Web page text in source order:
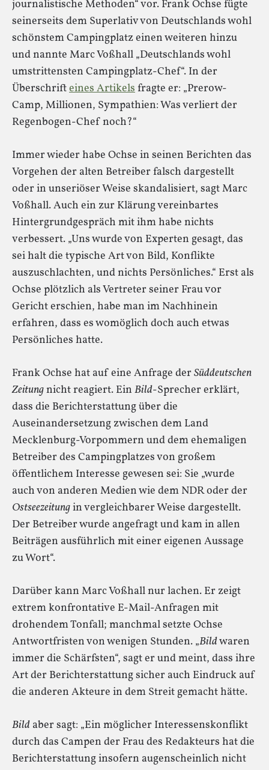
journalistische Methoden“ vor. Frank Ochse fügte
seinerseits dem Superlativ von Deutschlands wohl
schönstem Campingplatz einen weiteren hinzu
und nannte Marc Voßhall „Deutschlands wohl
umstrittensten Campingplatz-Chef“. In der
Überschrifteines Artikelsfragte er: „Prerow-
Camp, Millionen, Sympathien: Was verliert der
Regenbogen-Chef noch?“
Immer wieder habe Ochse in seinen Berichten das
Vorgehen der alten Betreiber falsch dargestellt
oder in unseriöser Weise skandalisiert, sagt Marc
Voßhall. Auch ein zur Klärung vereinbartes
Hintergrundgespräch mit ihm habe nichts
verbessert. „Uns wurde von Experten gesagt, das
sei halt die typische Art von Bild, Konflikte
auszuschlachten, und nichts Persönliches.“ Erst als
Ochse plötzlich als Vertreter seiner Frau vor
Gericht erschien, habe man im Nachhinein
erfahren, dass es womöglich doch auch etwas
Persönliches hatte.
Frank Ochse hat auf eine Anfrage der Süddeutschen
Zeitungnicht reagiert. Ein Bild-Sprecher erklärt,
dass die Berichterstattung über die
Auseinandersetzung zwischen dem Land
Mecklenburg-Vorpommern und dem ehemaligen
Betreiber des Campingplatzes von großem
öffentlichem Interesse gewesen sei: Sie „wurde
auch von anderen Medien wie dem NDR oder der
Ostseezeitungin vergleichbarer Weise dargestellt.
Der Betreiber wurde angefragt und kam in allen
Beiträgen ausführlich mit einer eigenen Aussage
zu Wort“.
Darüber kann Marc Voßhall nur lachen. Er zeigt
extrem konfrontative E-Mail-Anfragen mit
drohendem Tonfall; manchmal setzte Ochse
Antwortfristen von wenigen Stunden. „Bildwaren
immer die Schärfsten“, sagt er und meint, dass ihre
Art der Berichterstattung sicher auch Eindruck auf
die anderen Akteure in dem Streit gemacht hätte.
Bild aber sagt: „Ein möglicher Interessenskonflikt
durch das Campen der Frau des Redakteurs hat die
Berichterstattung insofern augenscheinlich nicht